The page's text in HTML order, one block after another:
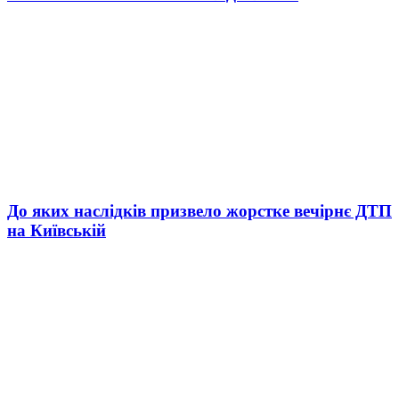
До яких наслідків призвело жорстке вечірнє ДТП
на Київській